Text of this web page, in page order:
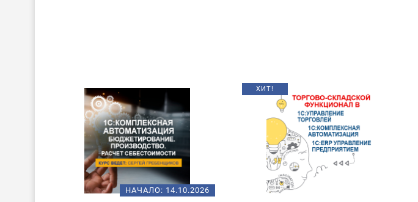
НАЧАЛО: 14.10.2026
ХИТ!